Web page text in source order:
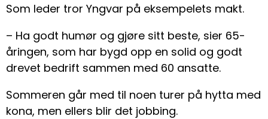
Som leder tror Yngvar på eksempelets makt.
– Ha godt humør og gjøre sitt beste, sier 65-
åringen, som har bygd opp en solid og godt
drevet bedrift sammen med 60 ansatte.
Sommeren går med til noen turer på hytta med
kona, men ellers blir det jobbing.